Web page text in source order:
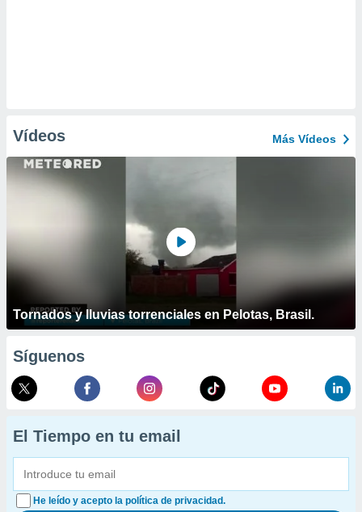
Vídeos Más Vídeos
Tornados y lluvias torrenciales en Pelotas, Brasil.
Síguenos
El Tiempo en tu email
He leído y acepto la política de privacidad.